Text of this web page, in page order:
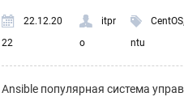
22.12.20
22
itpr
o
CentOS,
ntu
Ansible популярная система